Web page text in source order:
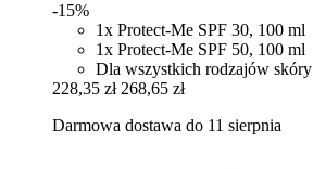
-15%
1x Protect-Me SPF 30, 100 ml
1x Protect-Me SPF 50, 100 ml
Dla wszystkich rodzajów skóry
228,35 zł 268,65 zł
Darmowa dostawa do 11 sierpnia